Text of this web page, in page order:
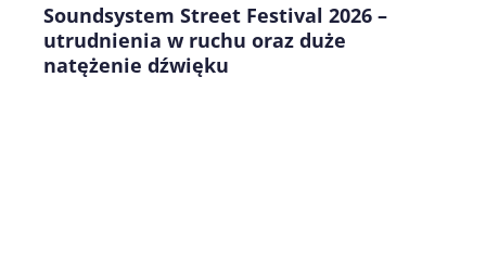
Soundsystem Street Festival 2026 –
utrudnienia w ruchu oraz duże
natężenie dźwięku